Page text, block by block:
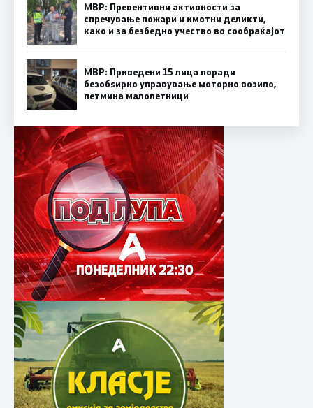
МВР: Превентивни активности за
спречување пожари и имотни деликти,
како и за безбедно учество во сообраќајот
МВР: Приведени 15 лица поради
безобѕирно управување моторно возило,
петмина малолетници